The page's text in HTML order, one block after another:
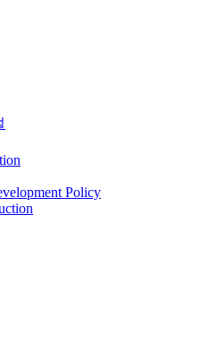
Policy